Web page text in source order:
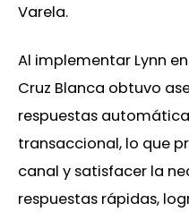
Varela.
Al implementar Lynn
Cruz Blanca obtuvo
respuestas
transaccional, lo que
canal y satisfacer la
respuestas rápidas,